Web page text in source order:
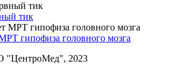
тик
гипофиза головного мозга
"ЦентроМед", 2023